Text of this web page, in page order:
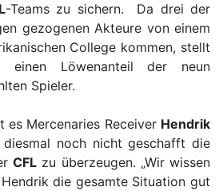
-Teams zu sichern. Da drei der
gezogenen Akteure von einem
College kommen, stellt
einen Löwenanteil der neun
Spieler.
es Mercenaries Receiver Hendrik
noch nicht geschafft die
CFL zu überzeugen. „Wir wissen
die gesamte Situation gut